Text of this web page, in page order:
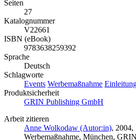
Seiten
27
Katalognummer
V22661
ISBN (eBook)
9783638259392
Sprache
Deutsch
Schlagworte
Events Werbemaßnahme
Produktsicherheit
GRIN Publishing GmbH
Arbeit zitieren
Anne Wolkodaw (Autor:in), 2004,
Werbemaßnahme, München,